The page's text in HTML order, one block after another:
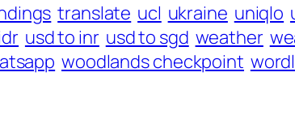
translate ucl ukraine uniqlo
usd to inr usd to sgd weather
woodlands checkpoint